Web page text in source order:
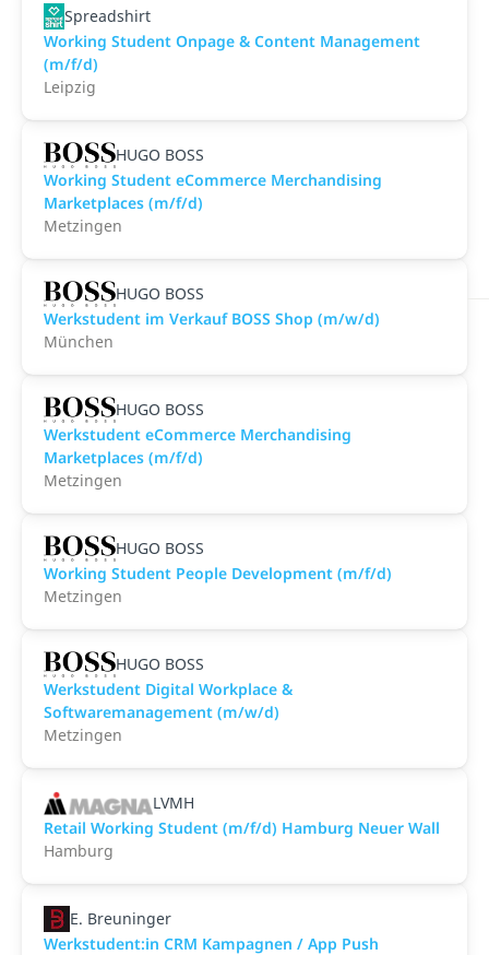
Spreadshirt
Working Student Onpage & Content Management
(m/f/d)
Leipzig
HUGO BOSS
Working Student eCommerce Merchandising
Marketplaces (m/f/d)
Metzingen
HUGO BOSS
Werkstudent im Verkauf BOSS Shop (m/w/d)
München
HUGO BOSS
Werkstudent eCommerce Merchandising
Marketplaces (m/f/d)
Metzingen
HUGO BOSS
Working Student People Development (m/f/d)
Metzingen
HUGO BOSS
Werkstudent Digital Workplace &
Softwaremanagement (m/w/d)
Metzingen
LVMH
Retail Working Student (m/f/d) Hamburg Neuer Wall
Hamburg
E. Breuninger
Werkstudent:in CRM Kampagnen / App Push